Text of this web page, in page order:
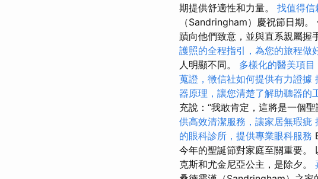
期提供舒適性和力量。 找值得
（Sandringham）慶祝節日期
蹟向他們致意，並與直系親屬握
護照的全程指引，為您的旅程做
人明顯不同。 多樣化的醫美項
蒐證，徵信社如何提供有力證據
器原理，讓您清楚了解助聽器的
充說：“我敢肯定，這將是一個
供高效清潔服務，讓家居無瑕疵
的眼科診所，提供專業眼科服務
今年的聖誕節對家庭至關重要。
克斯和尤金尼亞公主，是除夕。